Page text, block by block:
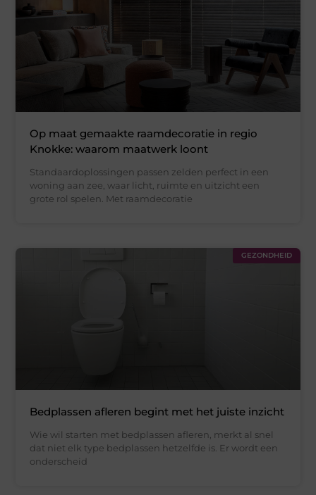
Op maat gemaakte raamdecoratie in regio
Knokke: waarom maatwerk loont
Standaardoplossingen passen zelden perfect in een
woning aan zee, waar licht, ruimte en uitzicht een
grote rol spelen. Met raamdecoratie
GEZONDHEID
Bedplassen afleren begint met het juiste inzicht
Wie wil starten met bedplassen afleren, merkt al snel
dat niet elk type bedplassen hetzelfde is. Er wordt een
onderscheid